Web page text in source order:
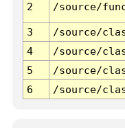
2 /source/
3 /source/
4
/source/
5
/source/
6
/source/